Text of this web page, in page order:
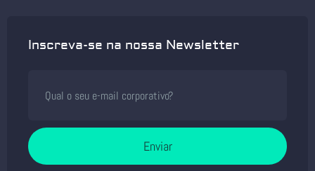
Inscreva-se na nossa Newsletter
Enviar